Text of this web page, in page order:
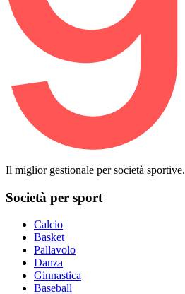
Il miglior gestionale per società sportive.
Società per sport
Calcio
Basket
Pallavolo
Danza
Ginnastica
Baseball